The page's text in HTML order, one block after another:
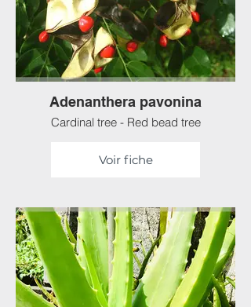
Adenanthera pavonina
Cardinal tree - Red bead tree
Voir fiche